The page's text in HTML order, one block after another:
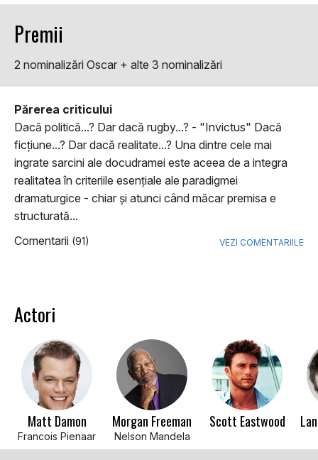
Premii
2 nominalizări Oscar + alte 3 nominalizări
Părerea criticului
Dacă politică...? Dar dacă rugby...? - "Invictus" Dacă
ficţiune...? Dar dacă realitate...? Una dintre cele mai
ingrate sarcini ale docudramei este aceea de a integra
realitatea în criteriile esenţiale ale paradigmei
dramaturgice - chiar şi atunci când măcar premisa e
structurată...
Comentarii (91) VEZI COMENTARIILE
Actori
Matt Damon
Francois Pienaar
Morgan Freeman
Nelson Mandela
Scott Eastwood